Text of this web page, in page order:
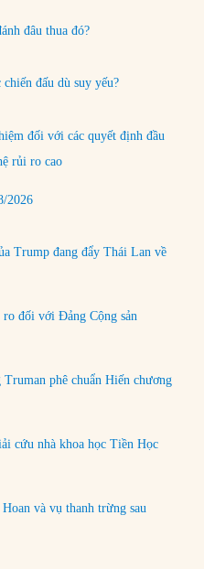
đâu thua đó?
đấu dù suy yếu?
đối với các quyết định đầu
rủi ro cao
2026
Trump đang đẩy Thái Lan về
đối với Đảng Cộng sản
phê chuẩn Hiến chương
cứu nhà khoa học Tiền Học
và vụ thanh trừng sau